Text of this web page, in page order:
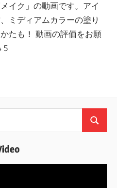
イク」の動画です。アイ
ミディアムカラーの塗り
たも！ 動画の評価をお願
5
検